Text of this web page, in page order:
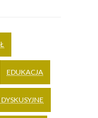
EDUKACJA